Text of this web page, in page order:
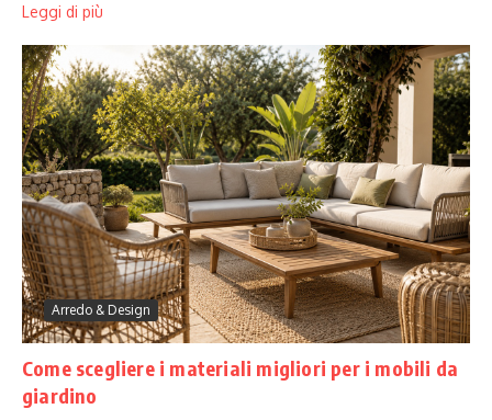
Leggi di più
Arredo & Design
Come scegliere i materiali migliori per i mobili da
giardino